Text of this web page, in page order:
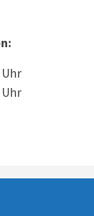
Uhr
Uhr